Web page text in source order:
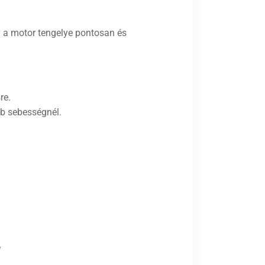
motor tengelye pontosan és
sebességnél.